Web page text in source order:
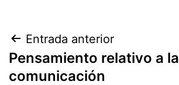
Navegación
de
Entrada anterior
Pensamiento relativo a la
comunicación